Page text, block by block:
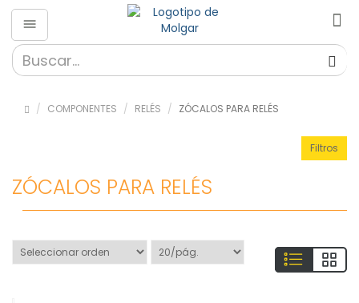
COMPONENTES RELÉS ZÓCALOS PARA RELÉS
Componentes
»
(89)
»
»
Material
Filtros
ZÓCALOS PARA RELÉS